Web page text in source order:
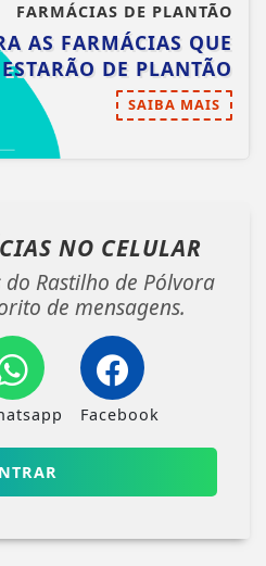
FARMÁCIAS DE PLANTÃO
AS FARMÁCIAS QUE
ESTARÃO DE PLANTÃO
SAIBA MAIS
NO CELULAR
do Rastilho de Pólvora
de mensagens.
Facebook